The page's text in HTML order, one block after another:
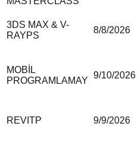
3DS MAX & V-
RAYPS
8/8/2026
MOBİL
PROGRAMLAMAY
9/10/2026
REVITP 9/9/2026